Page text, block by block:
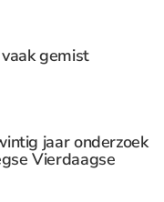
gemist
jaar onderzoek
Vierdaagse